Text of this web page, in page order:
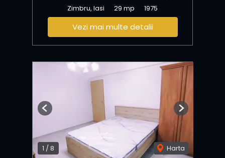
Zimbru, Iasi
29 mp 1975
Vezi mai multe detalii
1 /8 Harta
Previous Next